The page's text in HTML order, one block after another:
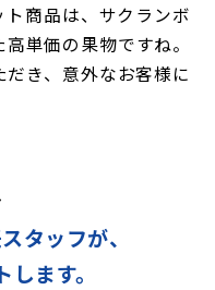
商品は、サクランボ
単価の果物ですね。
き、意外なお客様に
タッフが、
ます。